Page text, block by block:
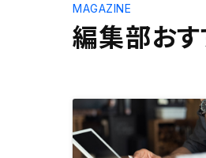
編集部お
MAGAZINE